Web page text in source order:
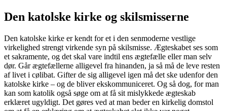
Den katolske kirke og skilsmisserne
Den katolske kirke er kendt for et i den senmoderne vestlige
virkelighed strengt virkende syn på skilsmisse. Ægteskabet ses som
et sakramente, og det skal vare indtil ens ægtefælle eller man selv
dør. Går ægtefællerne alligevel fra hinanden, ja så må de leve resten
af livet i cølibat. Gifter de sig alligevel igen må det ske udenfor den
katolske kirke – og de bliver ekskommuniceret. Og så dog, for man
kan som katolik også søge om at få sit mislykkede ægteskab
erklæret ugyldigt. Det gøres ved at man beder en kirkelig domstol